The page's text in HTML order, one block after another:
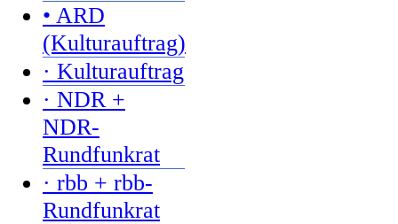
• ARD
(Kulturauftrag)
· Kulturauftrag
· NDR +
NDR-
Rundfunkrat
· rbb + rbb-
Rundfunkrat